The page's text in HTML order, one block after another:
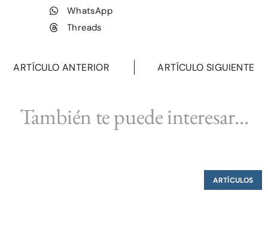
WhatsApp
Threads
ARTÍCULO ANTERIOR ARTÍCULO SIGUIENTE
También te puede interesar...
ARTÍCULOS